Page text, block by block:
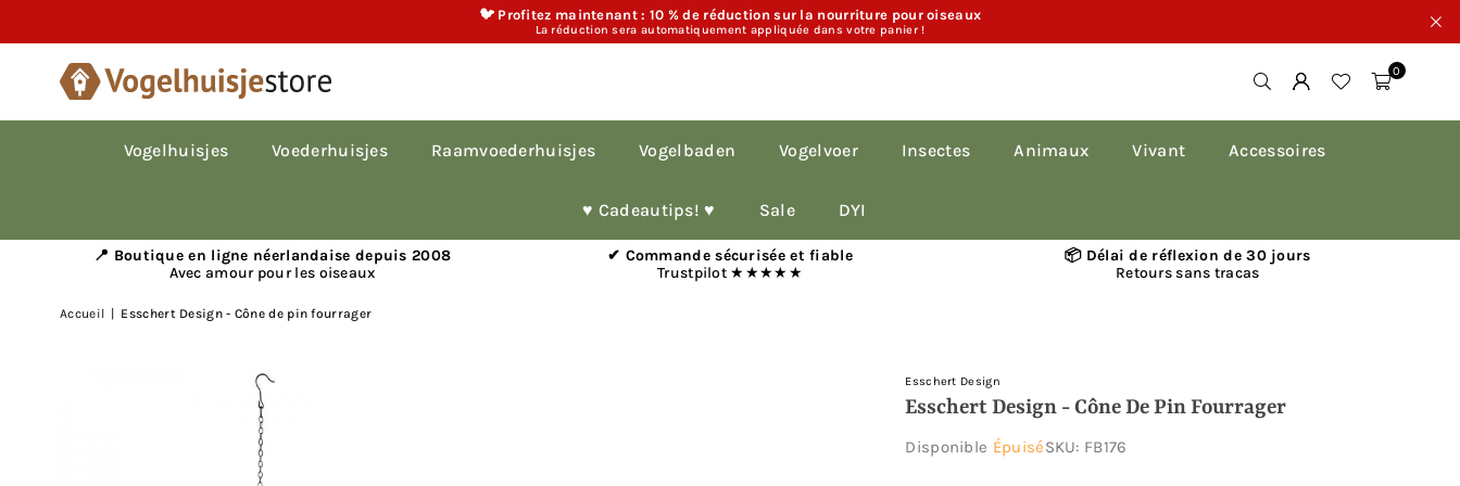
🐦 Profitez maintenant : 10 % de réduction sur la nourriture pour oiseaux
La réduction sera automatiquement appliquée dans votre panier !
0
Vogelhuisjes Voederhuisjes Raamvoederhuisjes Vogelbaden Vogelvoer Insectes Animaux Vivant Accessoires
♥︎ Cadeautips! ♥︎ Sale DYI
📍 Boutique en ligne néerlandaise depuis 2008
Avec amour pour les oiseaux
✔ Commande sécurisée et fiable
Trustpilot ★★★★★
📦 Délai de réflexion de 30 jours
Retours sans tracas
Accueil Esschert Design - Cône de pin fourrager
Esschert Design
Esschert Design - Cône De Pin Fourrager
Disponible ÉpuiséSKU: FB176